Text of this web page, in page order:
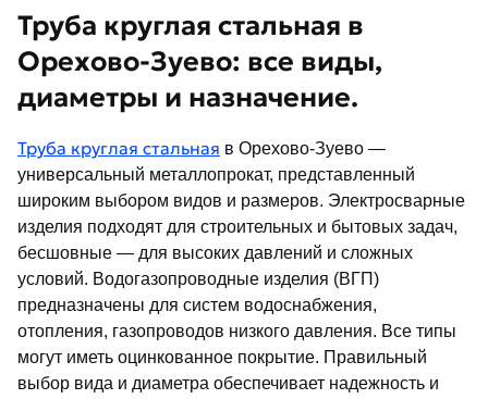
Труба круглая стальная в
Орехово-Зуево: все виды,
диаметры и назначение.
Труба круглая стальная в Орехово-Зуево —
универсальный металлопрокат, представленный
широким выбором видов и размеров. Электросварные
изделия подходят для строительных и бытовых задач,
бесшовные — для высоких давлений и сложных
условий. Водогазопроводные изделия (ВГП)
предназначены для систем водоснабжения,
отопления, газопроводов низкого давления. Все типы
могут иметь оцинкованное покрытие. Правильный
выбор вида и диаметра обеспечивает надежность и